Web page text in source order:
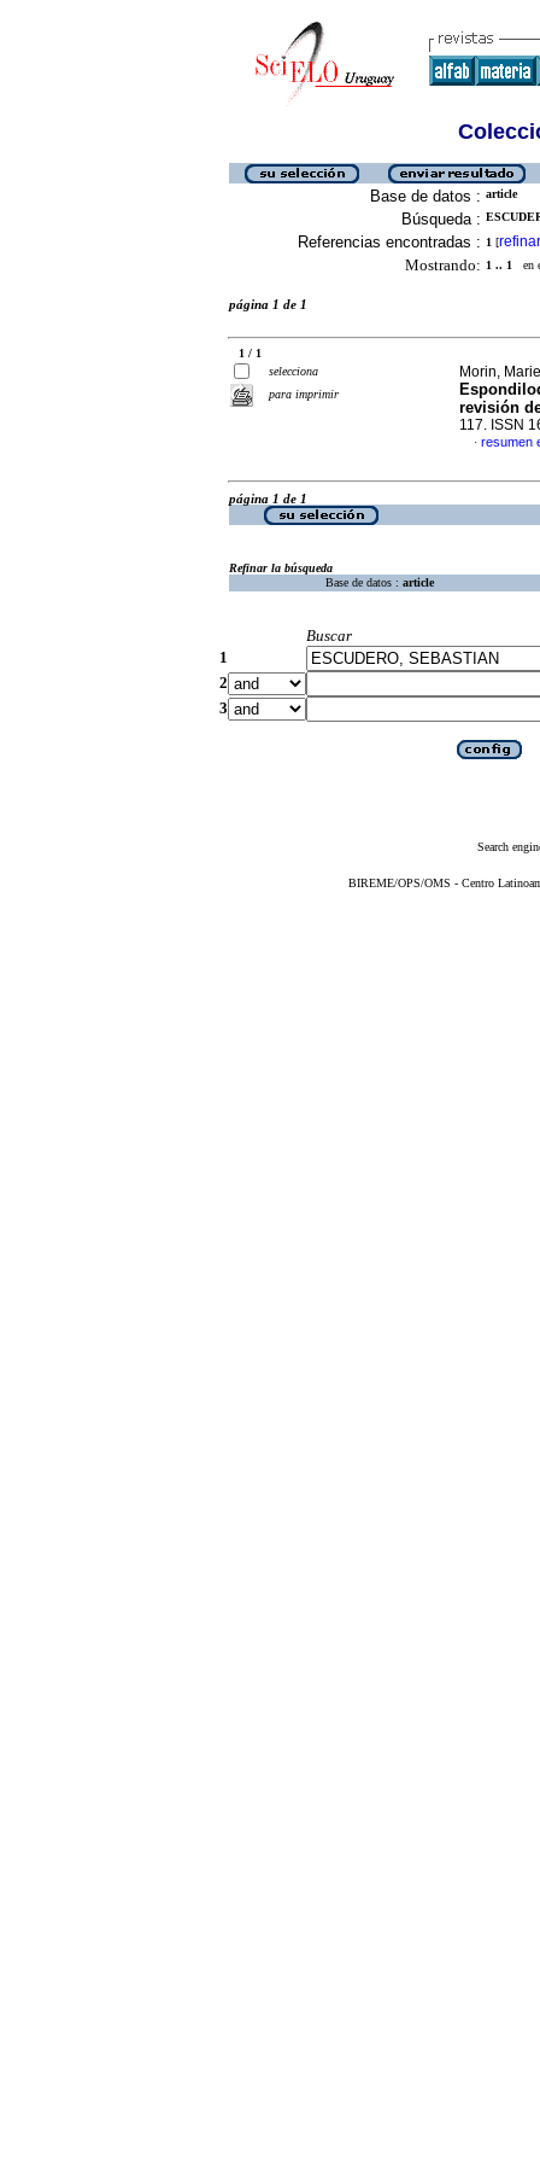
Base de datos : article
Búsqueda :
Referencias encontradas : 1 [refinar
Mostrando: 1 .. 1 en
página 1 de 1
1 / 1
selecciona
para imprimir
Morin,
revisión
117. ISSN
· resumen
página 1 de 1
Refinar la búsqueda
Base de datos : article
Buscar
1
2
3
Search
BIREME/OPS/OMS - Centro